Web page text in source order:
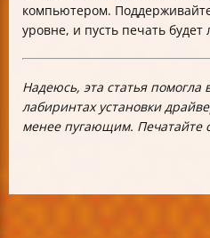
компьютером.
уровне, и пусть печать будет
Надеюсь, эта статья помогла
лабиринтах установки
менее пугающим. Печатайте